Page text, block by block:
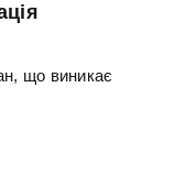
що виникає